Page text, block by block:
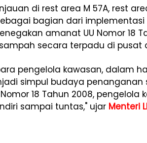
di rest area M 57A, rest
bagian dari implementasi
amanat UU Nomor 18
sampah secara terpadu di pusat
pengelola kawasan, dalam
simpul budaya penanganan
Nomor 18 Tahun 2008, pengelola
sampai tuntas," ujar Menteri